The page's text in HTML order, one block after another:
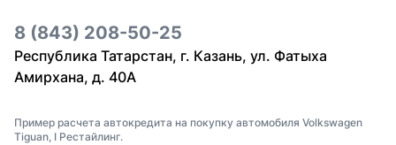
8 (843) 208-50-25
Республика Татарстан, г. Казань, ул. Фатыха
Амирхана, д. 40А
Пример расчета автокредита на покупку автомобиля Volkswagen
Tiguan, I Рестайлинг.